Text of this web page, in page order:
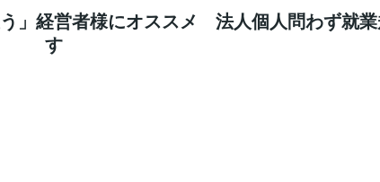
」経営者様にオススメ 法人個人問わず就
す